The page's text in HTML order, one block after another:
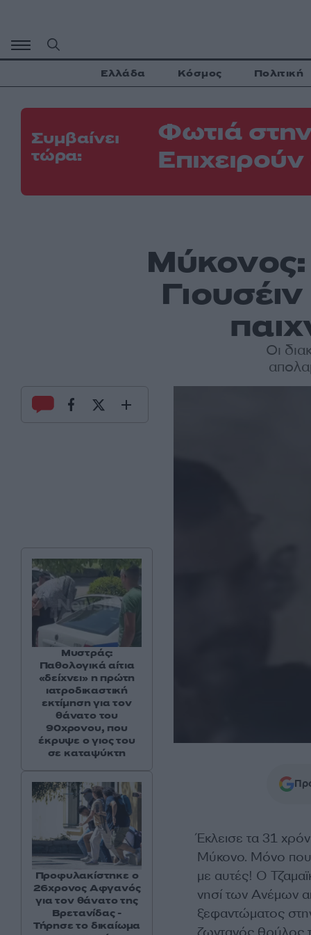
περιεχόμενο
Ελλάδα Κόσμος Πολιτική
Συμβαίνει
τώρα:
Φωτιά
Μύκονος:
Οι
Έκλεισε τα 31
Μύκονο. Μόνο που
με αυτές! Ο
νησί των Ανέμων
ξεφαντώματος
Μυστράς:
Παθολογικά αίτια
«δείχνει» η πρώτη
ιατροδικαστική
εκτίμηση για τον
θάνατο του
90χρονου, που
έκρυψε ο γιος του
σε καταψύκτη
Προφυλακίστηκε ο
26χρονος Αφγανός
για τον θάνατο της
Βρετανίδας -
Τήρησε το δικαίωμα